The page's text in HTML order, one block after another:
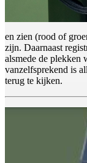
en zien (rood of
zijn. Daarnaast
alsmede de plekken
vanzelfsprekend is
terug te kijken.